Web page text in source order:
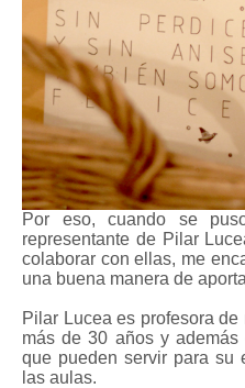
Por eso, cuando se
representante de Pilar
colaborar con ellas, me
una buena manera de
Pilar Lucea es profesora
más de 30 años y
que pueden servir para su
las aulas.